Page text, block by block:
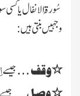
سُورۃُ الانفال یا
وجہیں بنتی ہیں :
٭وقف…جیسے
وصل…